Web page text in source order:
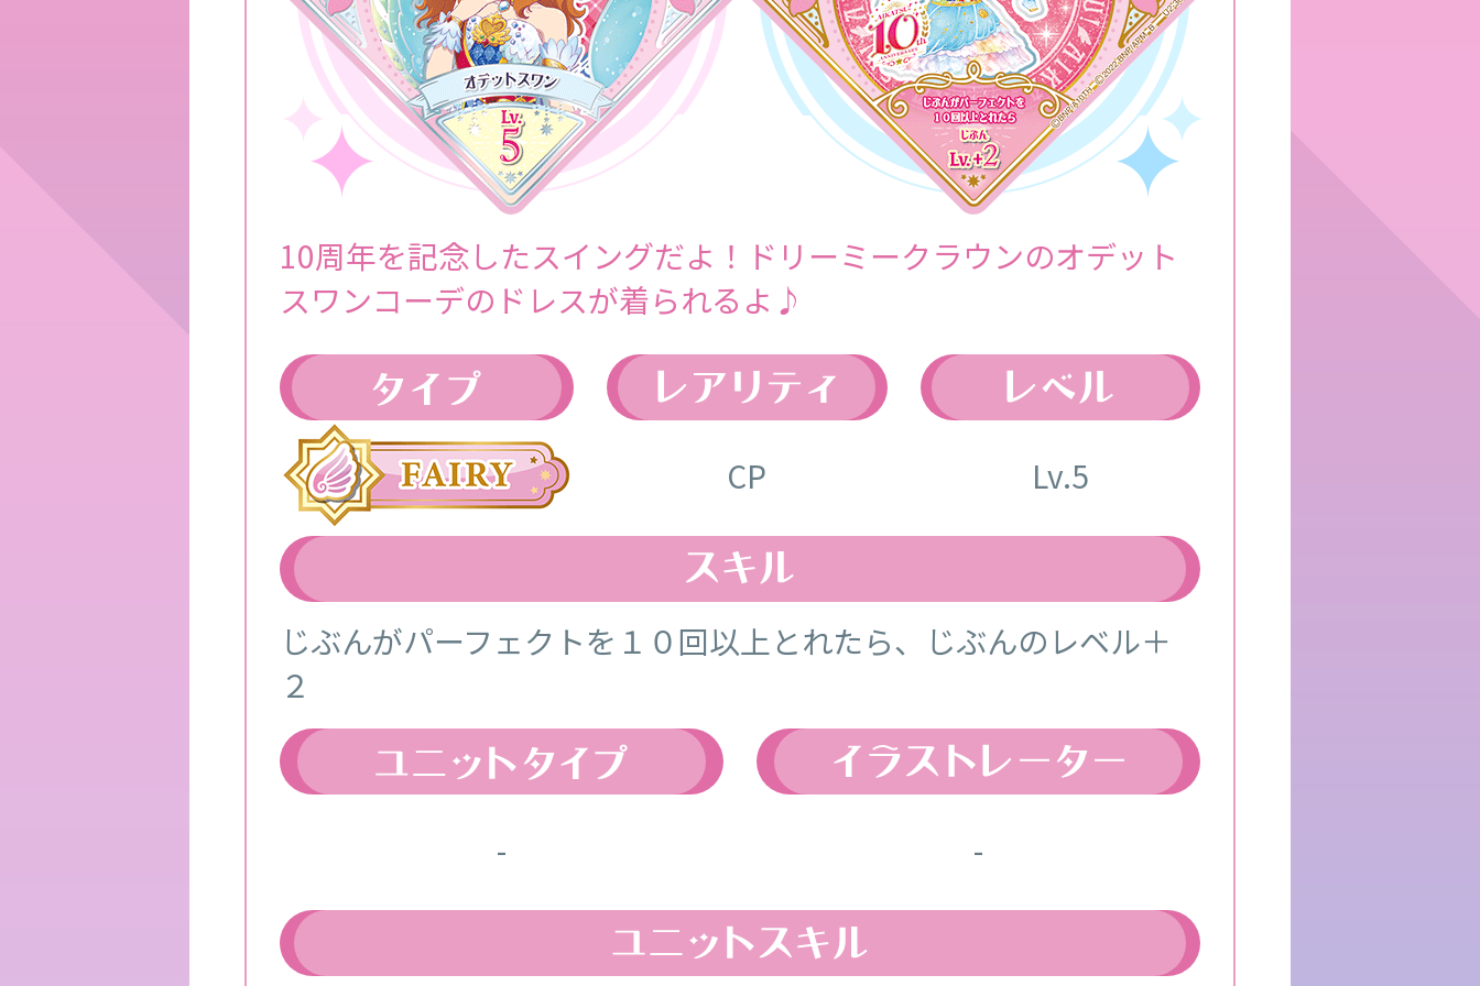
10周年を記念したスイングだよ！ドリーミークラウンのオデット
スワンコーデのドレスが着られるよ♪
CP Lv.5
じぶんがパーフェクトを１０回以上とれたら、じぶんのレベル＋
２
- -